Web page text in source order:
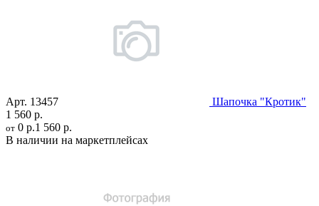
Арт. 13457
Шапочка "Кротик"
1 560 р.
от 0 р.1 560 р.
В наличии на маркетплейсах